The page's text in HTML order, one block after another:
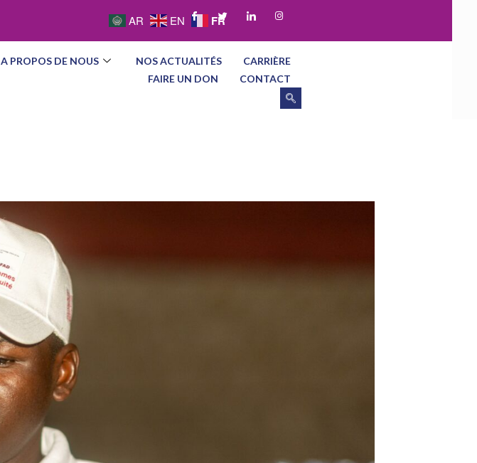
AR EN FR
A PROPOS DE NOUS NOS ACTUALITÉS
CARRIÈRE
FAIRE UN DON
CONTACT